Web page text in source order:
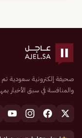
والمنافسة في سبق الأخبار